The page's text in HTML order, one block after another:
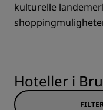
kulturelle
Hoteller i